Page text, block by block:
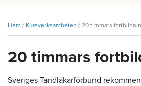
Hem / Kursverksamheten / 20 timmars
20 timmars
Sveriges Tandläkarförbund